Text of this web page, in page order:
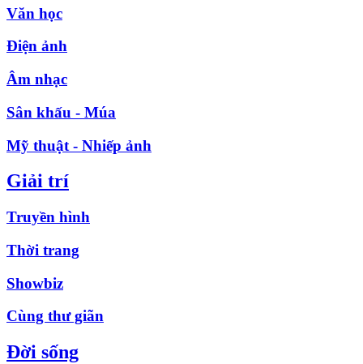
Văn học
Điện ảnh
Âm nhạc
Sân khấu - Múa
Mỹ thuật - Nhiếp ảnh
Giải trí
Truyền hình
Thời trang
Showbiz
Cùng thư giãn
Đời sống